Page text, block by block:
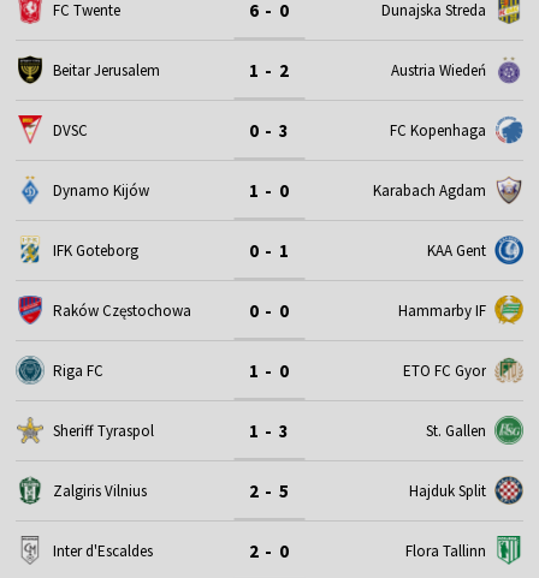
FC Twente 6 - 0 Dunajska Streda
Beitar Jerusalem 1 - 2 Austria Wiedeń
DVSC 0 - 3 FC Kopenhaga
Dynamo Kijów 1 - 0 Karabach Agdam
IFK Goteborg 0 - 1 KAA Gent
Raków Częstochowa 0 - 0 Hammarby IF
Riga FC 1 - 0 ETO FC Gyor
Sheriff Tyraspol 1 - 3 St. Gallen
Zalgiris Vilnius 2 - 5 Hajduk Split
Inter d'Escaldes 2 - 0 Flora Tallinn